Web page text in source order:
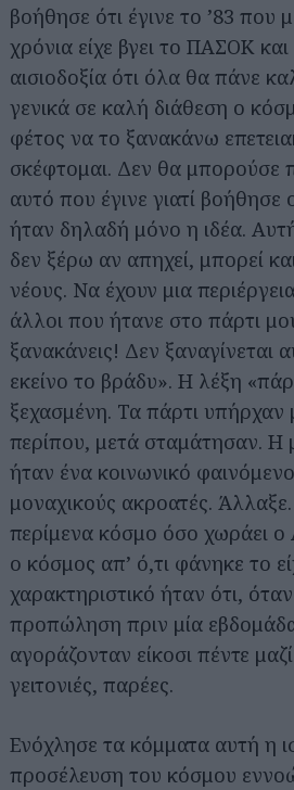
βοήθησε ότι έγινε το ’83 που
χρόνια είχε βγει το ΠΑΣΟΚ
αισιοδοξία ότι όλα θα πάνε
γενικά σε καλή διάθεση ο
φέτος να το ξανακάνω
σκέφτομαι. Δεν θα μπορούσε
αυτό που έγινε γιατί βοήθησε
ήταν δηλαδή μόνο η ιδέα.
δεν ξέρω αν απηχεί, μπορεί
νέους. Να έχουν μια
άλλοι που ήτανε στο πάρτι
ξανακάνεις! Δεν ξαναγίνεται
εκείνο το βράδυ». Η λέξη
ξεχασμένη. Τα πάρτι υπήρχαν
περίπου, μετά σταμάτησαν. Η
ήταν ένα κοινωνικό
μοναχικούς ακροατές.
περίμενα κόσμο όσο χωράει
ο κόσμος απ’ ό,τι φάνηκε το
χαρακτηριστικό ήταν ότι,
προπώληση πριν μία
αγοράζονταν είκοσι πέντε
γειτονιές, παρέες.
Ενόχλησε τα κόμματα αυτή η
προσέλευση του κόσμου